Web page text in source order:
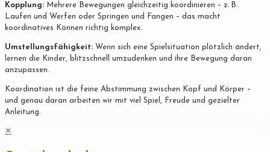
Kopplung: Mehrere Bewegungen gleichzeitig koordinieren – z. B.
Laufen und Werfen oder Springen und Fangen – das macht
koordinatives Können richtig komplex.
Umstellungsfähigkeit: Wenn sich eine Spielsituation plötzlich ändert,
lernen die Kinder, blitzschnell umzudenken und ihre Bewegung daran
anzupassen.
Koordination ist die feine Abstimmung zwischen Kopf und Körper –
und genau daran arbeiten wir mit viel Spiel, Freude und gezielter
Anleitung.
✕